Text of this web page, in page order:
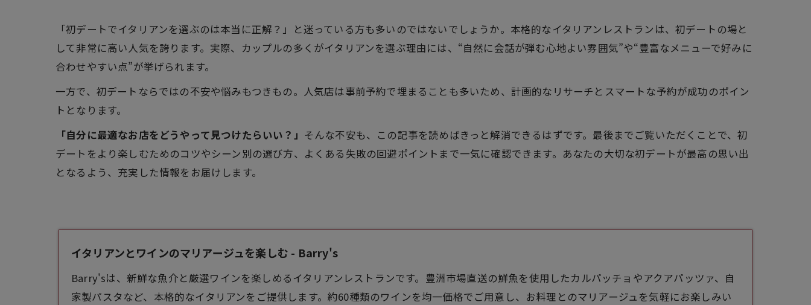
「初デートでイタリアンを選ぶのは本当に正解？」と迷っている方も多いのではないでしょうか。本格的なイタリアンレストランは、初デートの場と
して非常に高い人気を誇ります。実際、カップルの多くがイタリアンを選ぶ理由には、“自然に会話が弾む心地よい雰囲気”や“豊富なメニューで好みに
合わせやすい点”が挙げられます。
一方で、初デートならではの不安や悩みもつきもの。人気店は事前予約で埋まることも多いため、計画的なリサーチとスマートな予約が成功のポイン
トとなります。
「自分に最適なお店をどうやって見つけたらいい？」 そんな不安も、この記事を読めばきっと解消できるはずです。最後までご覧いただくことで、初
デートをより楽しむためのコツやシーン別の選び方、よくある失敗の回避ポイントまで一気に確認できます。あなたの大切な初デートが最高の思い出
となるよう、充実した情報をお届けします。
イタリアンとワインのマリアージュを楽しむ - Barry's
Barry'sは、新鮮な魚介と厳選ワインを楽しめるイタリアンレストランです。豊洲市場直送の鮮魚を使用したカルパッチョやアクアパッツァ、自
家製パスタなど、本格的なイタリアンをご提供します。約60種類のワインを均一価格でご用意し、お料理とのマリアージュを気軽にお楽しみい